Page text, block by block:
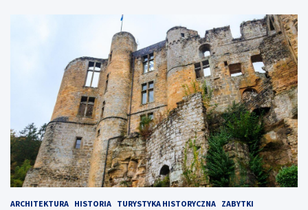
ARCHITEKTURA HISTORIA TURYSTYKA HISTORYCZNA ZABYTKI